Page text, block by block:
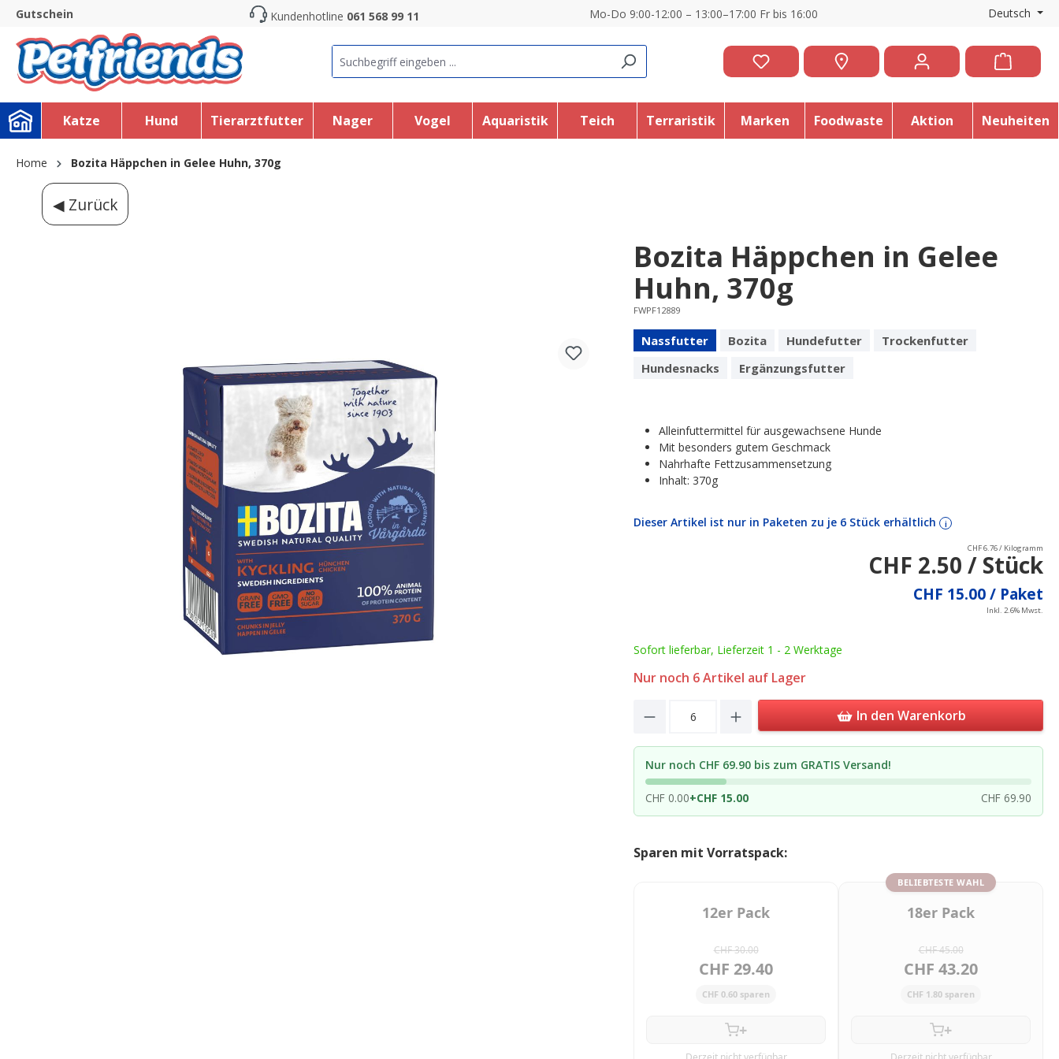
Skip to main navigation
Gutschein Kundenhotline 061 568 99 11 Mo-Do 9:00-12:00 – 13:00–17:00 Fr bis 16:00 Deutsch
Katze Hund Tierarztfutter Nager Vogel Aquaristik Teich Terraristik Marken Foodwaste Aktion Neuheiten
Home Bozita Häppchen in Gelee Huhn, 370g
◀ Zurück
Bozita Häppchen in Gelee
Huhn, 370g
FWPF12889
Nassfutter Bozita Hundefutter
Trockenfutter
Hundesnacks
Ergänzungsfutter
Alleinfuttermittel für ausgewachsene Hunde
Mit besonders gutem Geschmack
Nahrhafte Fettzusammensetzung
Inhalt: 370g
Dieser Artikel ist nur in Paketen zu je 6 Stück erhältlich i
CHF 15.00 / Paket
CHF 6.76 / Kilogramm
CHF 2.50 / Stück
Inkl. 2.6% Mwst.
Sofort lieferbar, Lieferzeit 1 - 2 Werktage
Nur noch 6Artikel auf Lager
Product Quantity: Enter the desired amount
In den Warenkorb
Nur noch CHF 69.90 bis zum GRATIS Versand!
CHF 0.00+CHF 15.00 CHF 69.90
Sparen mit Vorratspack:
12er Pack
CHF 30.00
CHF 29.40
CHF 0.60 sparen
+
BELIEBTESTE WAHL
18er Pack
CHF 45.00
CHF 43.20
CHF 1.80 sparen
+